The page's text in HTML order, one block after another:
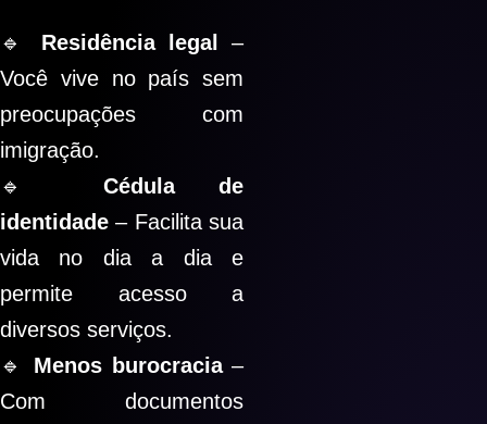
🔹 Residência legal
–
Você vive no país sem
preocupações com
imigração.
🔹 Cédula de
identidade – Facilita sua
vida no dia a dia e
permite acesso a
diversos serviços.
🔹 Menos burocracia–
Com documentos